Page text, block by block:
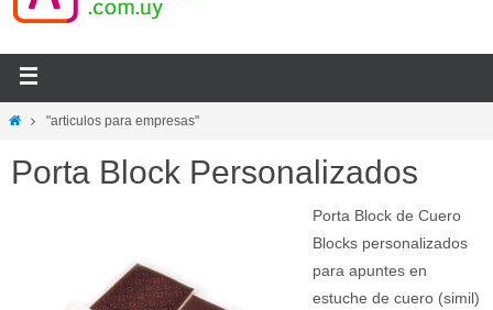
"articulos para empresas"
Porta Block Personalizados
Porta Block de Cuero
Blocks personalizados
para apuntes en
estuche de cuero (simil)